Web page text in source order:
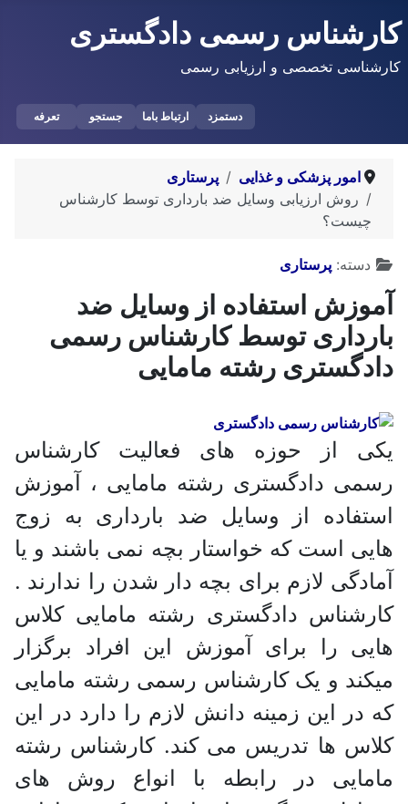
کارشناس رسمی دادگستری
کارشناسی تخصصی و ارزیابی رسمی
دستمزد ارتباط باما جستجو تعرفه
امور پزشکی و غذایی
پرستاری
روش ارزیابی وسایل ضد بارداری توسط کارشناس
چیست؟
توضیحات
دسته: پرستاری
آموزش استفاده از وسایل ضد
بارداری توسط کارشناس رسمی
دادگستری رشته مامایی
یکی از حوزه های فعالیت کارشناس
رسمی دادگستری رشته مامایی ، آموزش
استفاده از وسایل ضد بارداری به زوج
هایی است که خواستار بچه نمی باشند و یا
آمادگی لازم برای بچه دار شدن را ندارند .
کارشناس دادگستری رشته مامایی کلاس
هایی را برای آموزش این افراد برگزار
میکند و یک کارشناس رسمی رشته مامایی
که در این زمینه دانش لازم را دارد در این
کلاس ها تدریس می کند. کارشناس رشته
مامایی در رابطه با انواع روش های